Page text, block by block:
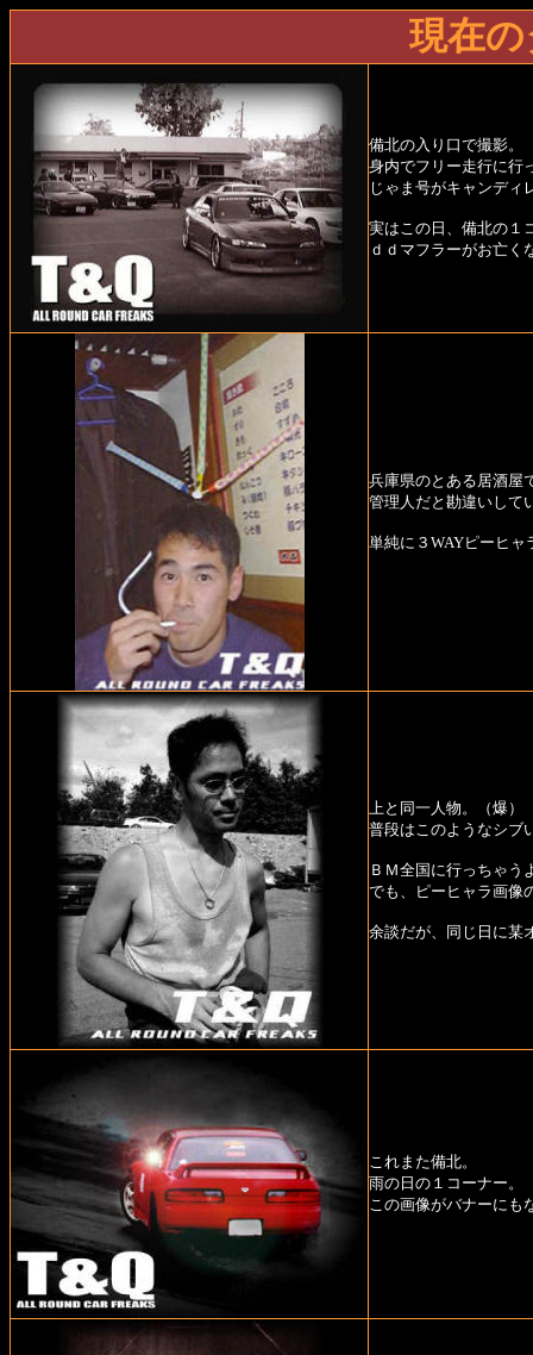
現在
備北の入り口で撮影。
身内でフリー走行に行
じゃま号がキャンディ
実はこの日、備北の１
ｄｄマフラーがお亡く
兵庫県のとある居酒屋
管理人だと勘違いして
単純に３WAYピーヒ
上と同一人物。（爆）
普段はこのようなシブ
ＢＭ全国に行っちゃう
でも、ピーヒャラ画像
余談だが、同じ日に某
これまた備北。
雨の日の１コーナー。
この画像がバナーにも